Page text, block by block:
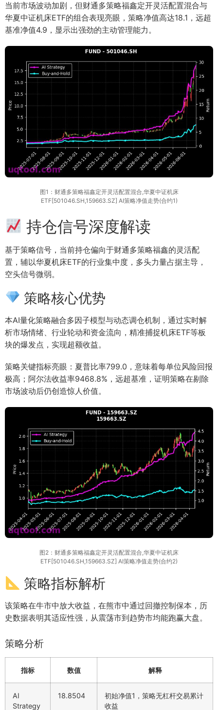
当前市场波动加剧，但财通多策略福鑫定开灵活配置混合与
华夏中证机床ETF的组合表现亮眼，策略净值高达18.1，远超
基准净值4.9，显示出强劲的主动管理能力。
图1：财通多策略福鑫定开灵活配置混合,华夏中证机床
ETF[501046.SH,159663.SZ] AI策略净值走势(合约1)
持仓信号深度解读
基于策略信号，当前持仓偏向于财通多策略福鑫的灵活配
置，辅以华夏机床ETF的行业集中度，多头力量占据主导，
空头信号微弱。
策略核心优势
本AI量化策略融合多因子模型与动态调仓机制，通过实时解
析市场情绪、行业轮动和资金流向，精准捕捉机床ETF等板
块的爆发点，实现超额收益。
策略关键指标亮眼：夏普比率799.0，意味着每单位风险回报
极高；阿尔法收益率9468.8%，远超基准，证明策略在剔除
市场波动后仍创造惊人价值。
图2：财通多策略福鑫定开灵活配置混合,华夏中证机床
ETF[501046.SH,159663.SZ] AI策略净值走势(合约2)
策略指标解析
该策略在牛市中放大收益，在熊市中通过回撤控制保本，历
史数据表明其适应性强，从震荡市到趋势市均能跑赢大盘。
策略分析
指标 数值 解释
AI
Strategy
18.8504
初始净值1，策略无杠杆交易累计
收益